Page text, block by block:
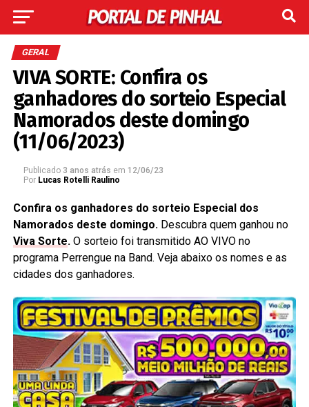
GERAL
VIVA SORTE: Confira os
ganhadores do sorteio Especial
Namorados deste domingo
(11/06/2023)
Publicado 3 anos atrás em 12/06/23
Por Lucas Rotelli Raulino
Confira os ganhadores do sorteio Especial dos
Namorados deste domingo.Descubra quem ganhou no
Viva Sorte.O sorteio foi transmitido AO VIVO no
programa Perrengue na Band. Veja abaixo os nomes e as
cidades dos ganhadores.